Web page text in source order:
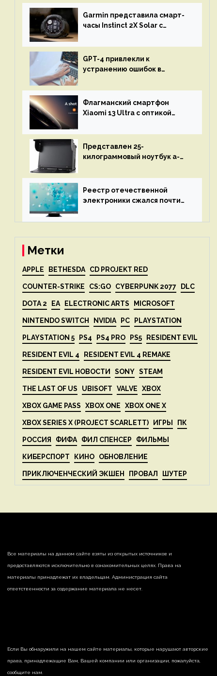
Garmin представила смарт-
часы Instinct 2X Solar с
GPT-4 привлекли к
устранению ошибок в
остановится до полного
восстановления кода и
объяснит, что пошло не так
Флагманский смартфон
Xiaomi 13 Ultra с оптикой
представят 18 апреля
Представлен 25-
килограммовый ноутбук a-
до 3 Тбайт DDR5 и шесть
дисплеев
Реестр отечественной
электроники сжался почти
Метки
APPLE BETHESDA CD PROJEKT RED
COUNTER-STRIKE CS:GO CYBERPUNK 2077 DLC
DOTA 2 EA ELECTRONIC ARTS MICROSOFT
NINTENDO SWITCH NVIDIA PC PLAYSTATION
PLAYSTATION 5 PS4 PS4 PRO PS5 RESIDENT EVIL
RESIDENT EVIL 4 RESIDENT EVIL 4 REMAKE
RESIDENT EVIL НОВОСТИ SONY STEAM
THE LAST OF US UBISOFT VALVE XBOX
XBOX GAME PASS XBOX ONE XBOX ONE X
XBOX SERIES X (PROJECT SCARLETT) ИГРЫ ПК
РОССИЯ ФИФА ФИЛ СПЕНСЕР ФИЛЬМЫ
КИБЕРСПОРТ КИНО ОБНОВЛЕНИЕ
ПРИКЛЮЧЕНЧЕСКИЙ ЭКШЕН ПРОВАЛ ШУТЕР
Все материалы на данном сайте взяты из открытых источников и
предоставляются исключительно в ознакомительных целях. Права на
материалы принадлежат их владельцам. Администрация сайта
ответственности за содержание материала не несет.
Если Вы обнаружили на нашем сайте материалы, которые нарушают авторские
права, принадлежащие Вам, Вашей компании или организации, пожалуйста,
сообщите нам.